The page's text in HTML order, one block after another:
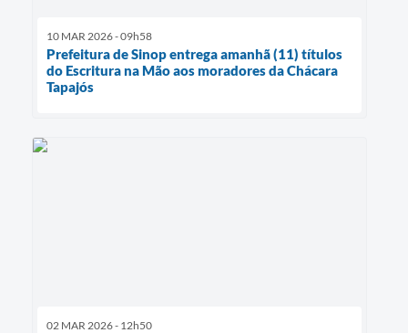
10 MAR 2026 - 09h58
Prefeitura de Sinop entrega amanhã (11) títulos
do Escritura na Mão aos moradores da Chácara
Tapajós
02 MAR 2026 - 12h50